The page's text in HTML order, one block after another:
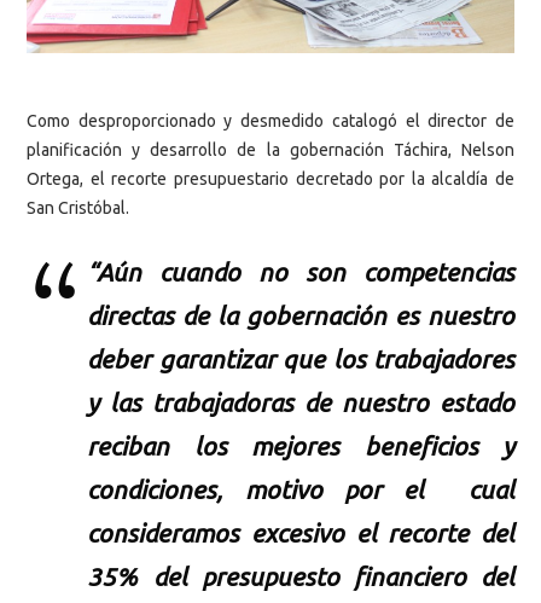
Como desproporcionado y desmedido catalogó el director de
planificación y desarrollo de la gobernación Táchira, Nelson
Ortega, el recorte presupuestario decretado por la alcaldía de
San Cristóbal.
“Aún cuando no son competencias
directas de la gobernación es nuestro
deber garantizar que los trabajadores
y las trabajadoras de nuestro estado
reciban los mejores beneficios y
condiciones, motivo por el cual
consideramos excesivo el recorte del
35% del presupuesto financiero del